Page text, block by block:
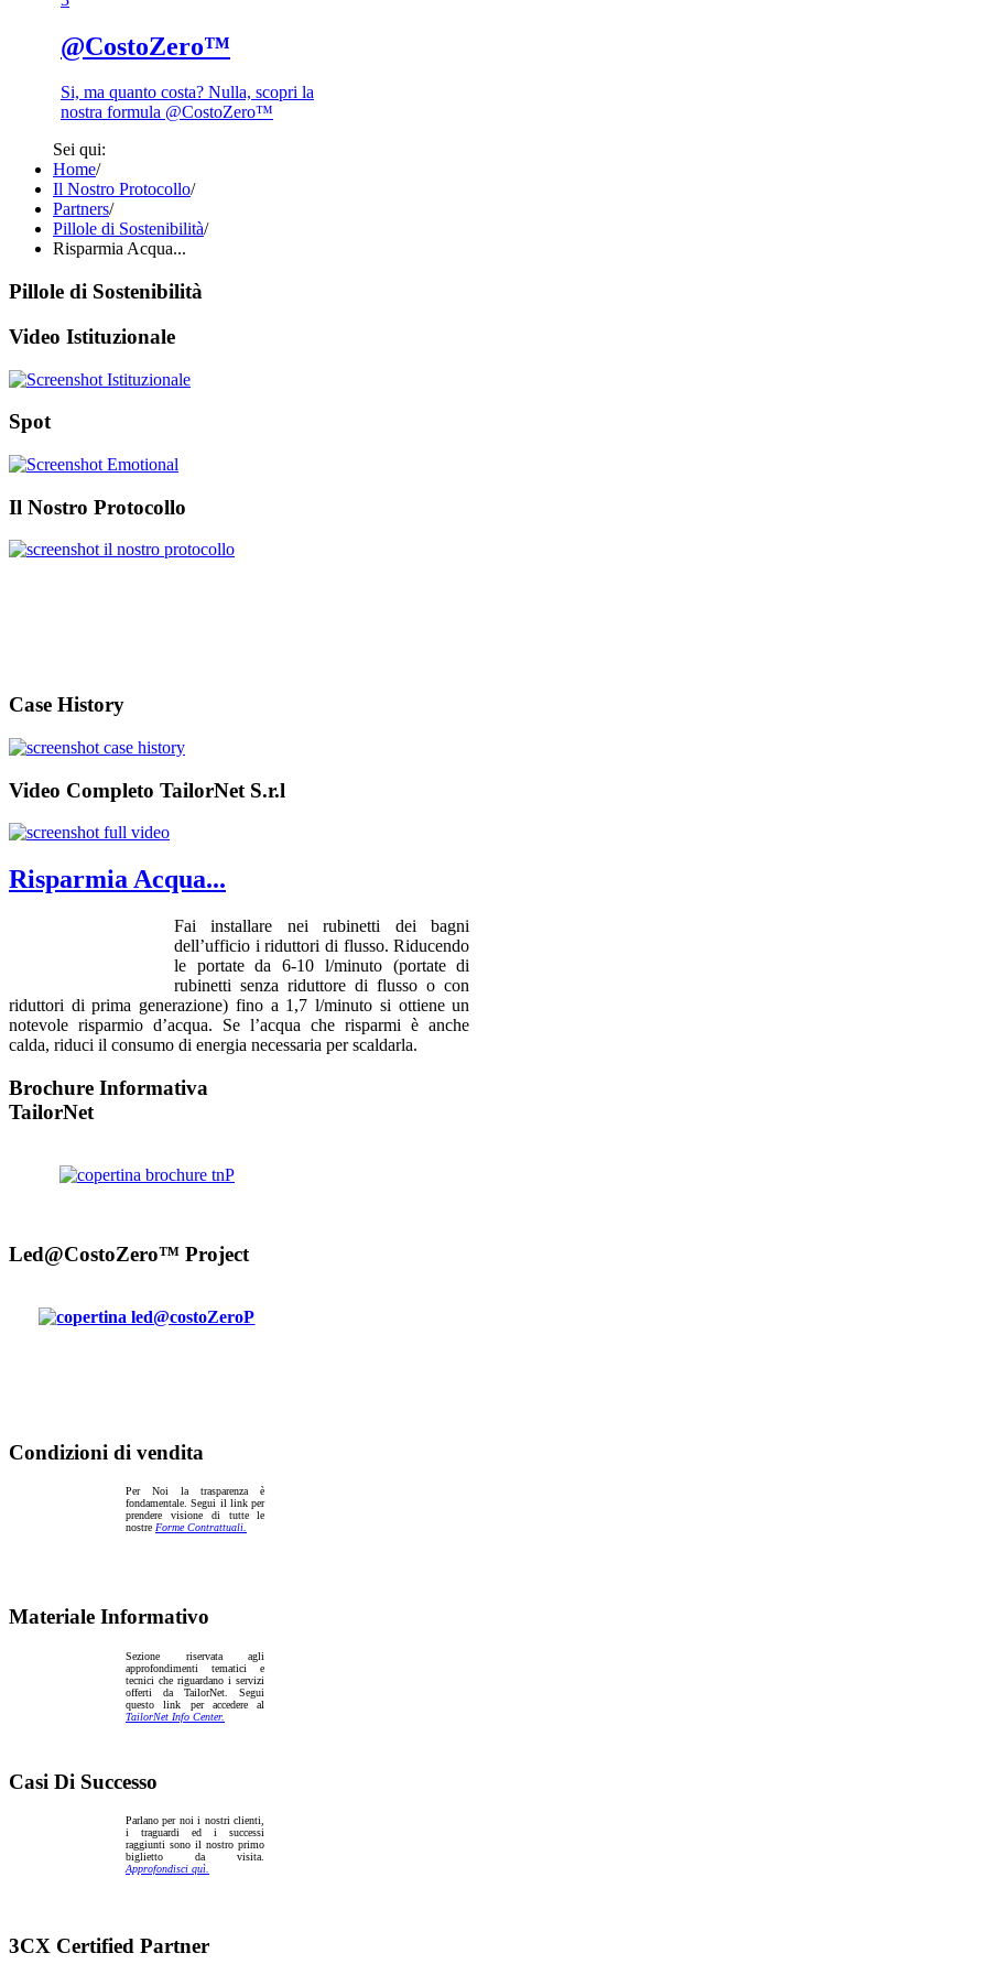
@CostoZero™
Si, ma quanto costa? Nulla, scopri la
nostra formula @CostoZero™
Sei qui:
Home/
Il Nostro Protocollo/
Partners/
Pillole di Sostenibilità/
Risparmia Acqua...
Pillole di Sostenibilità
Video Istituzionale
Spot
Il Nostro Protocollo
Case History
Video Completo TailorNet S.r.l
Risparmia Acqua...
Fai installare nei rubinetti dei bagni
dell’ufficio i riduttori di flusso. Riducendo
le portate da 6-10 l/minuto (portate di
rubinetti senza riduttore di flusso o con
riduttori di prima generazione) fino a 1,7 l/minuto si ottiene un
notevole risparmio d’acqua. Se l’acqua che risparmi è anche
calda, riduci il consumo di energia necessaria per scaldarla.​​
Brochure Informativa
TailorNet
Led@CostoZero™ Project
Condizioni di vendita
Per Noi la trasparenza è
fondamentale. Segui il link per
prendere visione di tutte le
nostre Forme Contrattuali.
Materiale Informativo
Sezione riservata agli
approfondimenti tematici e
tecnici che riguardano i servizi
offerti da TailorNet. Segui
questo link per accedere al
TailorNet Info Center.
Casi Di Successo
Parlano per noi i nostri clienti,
i traguardi ed i successi
raggiunti sono il nostro primo
biglietto da visita.
Approfondisci quì.
3CX Certified Partner